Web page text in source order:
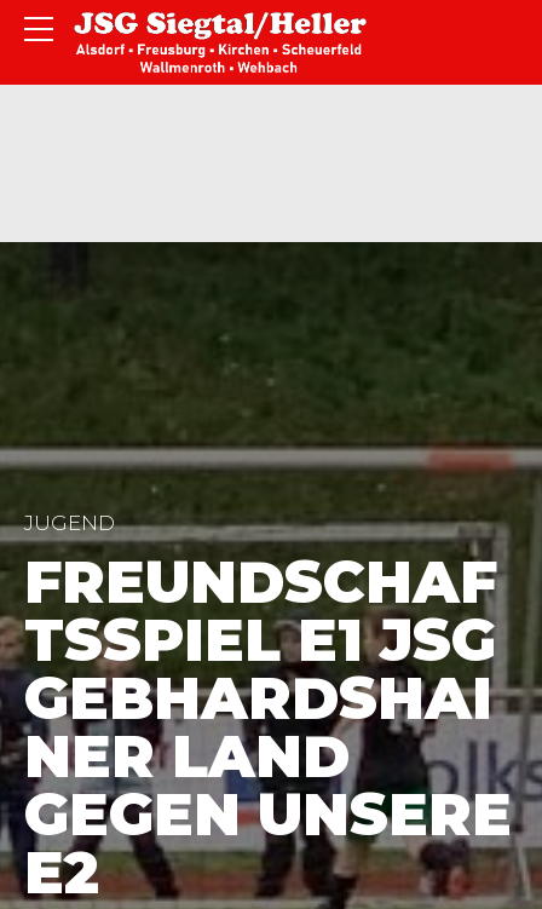
JUGEND
FREUNDSCHAF
TSSPIEL E1 JSG
GEBHARDSHAI
NER LAND
GEGEN UNSERE
E2